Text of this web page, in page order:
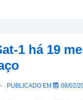
1 há 19
PUBLICADO EM 08/02/